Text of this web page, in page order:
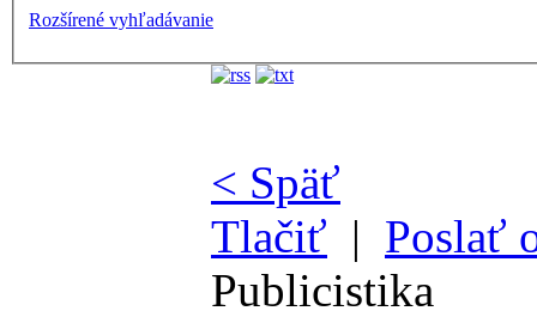
Rozšírené vyhľadávanie
< Späť
Tlačiť | Poslať
Publicistika